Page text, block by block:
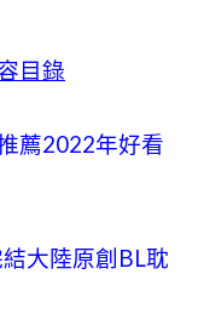
目錄
薦2022年好看
大陸原創BL耽